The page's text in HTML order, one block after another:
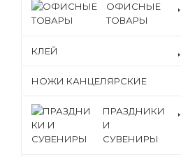
ОФИСНЫЕ
ТОВАРЫ
КЛЕЙ
НОЖИ КАНЦЕЛЯРСКИЕ
ПРАЗДНИКИ
И
СУВЕНИРЫ